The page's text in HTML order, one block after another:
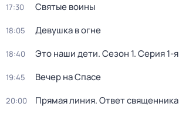
17:30 Святые воины
18:05 Девушка в огне
18:40 Это наши дети. Сезон 1. Серия 1-я
19:45 Вечер на Спасе
20:00 Прямая линия. Ответ священника